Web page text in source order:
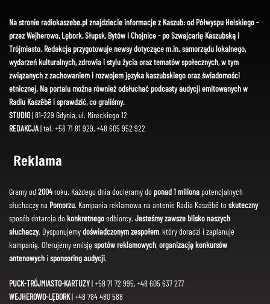
Na stronie radiokaszebe.pl znajdziecie informacje z Kaszub: od Półwyspu Helskiego -
przez Wejherowo, Lębork, Słupsk, Bytów i Chojnice - po Szwajcarię Kaszubską i
Trójmiasto. Redakcja przygotowuje newsy dotyczące m.in. samorządu lokalnego,
wydarzeń kulturalnych, zdrowia i stylu życia oraz tematów społecznych, w tym
związanych z zachowaniem i rozwojem języka kaszubskiego oraz świadomości
etnicznej. Na portalu można również odsłuchać podcasty audycji emitowanych w
Radiu Kaszëbë i sprawdzić, co graliśmy.
STUDIO| 81-229 Gdynia, ul. Mireckiego 12
REDAKCJA| tel. +58 71 81 929, +48 605 952 922
Reklama
Gramy od 2004roku. Każdego dnia docieramy do ponad 1 miliona potencjalnych
słuchaczy na Pomorzu. Kampania reklamowa na antenie Radia Kaszëbë toskuteczny
sposób dotarcia dokonkretnegoodbiorcy. Jesteśmy zawsze blisko naszych
słuchaczy. Dysponujemydoświadczonym zespołem, który doradzi i zaplanuje
kampanię. Oferujemy emisję spotów reklamowych,organizację konkursów
antenowychi sponsoring audycji.
PUCK-TRÓJMIASTO-KARTUZY| +58 71 72 995, +48 605 637 277
WEJHEROWO-LĘBORK| +48 784 480 588